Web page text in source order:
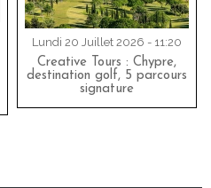
Lundi 20 Juillet 2026 - 11:20
Creative Tours : Chypre,
destination golf, 5 parcours
signature